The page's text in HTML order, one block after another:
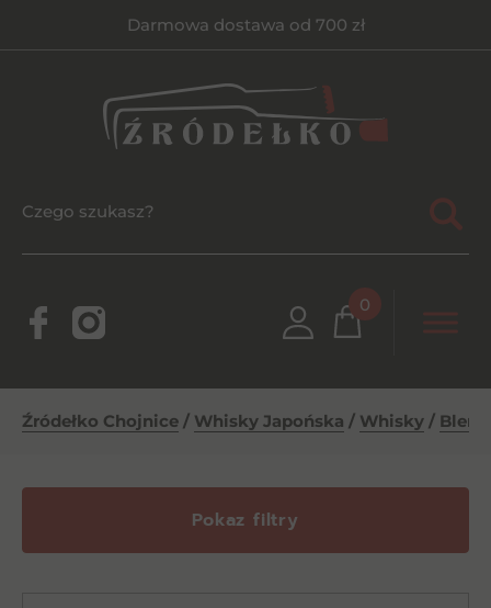
Darmowa dostawa od 700 zł
0
Źródełko Chojnice / Whisky Japońska / Whisky /
Pokaz filtry